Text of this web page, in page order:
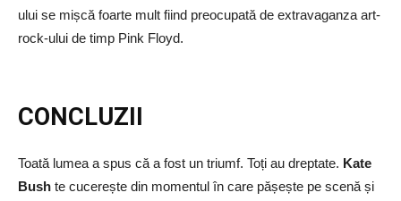
ului se mișcă foarte mult fiind preocupată de extravaganza art-
rock-ului de timp Pink Floyd.
CONCLUZII
Toată lumea a spus că a fost un triumf. Toți au dreptate. Kate
Bush te cucerește din momentul în care pășește pe scenă și